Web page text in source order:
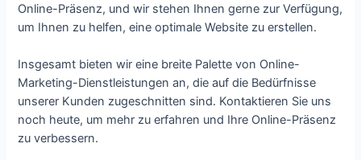
Online-Präsenz, und wir stehen Ihnen gerne zur Verfügung,
um Ihnen zu helfen, eine optimale Website zu erstellen.
Insgesamt bieten wir eine breite Palette von Online-
Marketing-Dienstleistungen an, die auf die Bedürfnisse
unserer Kunden zugeschnitten sind. Kontaktieren Sie uns
noch heute, um mehr zu erfahren und Ihre Online-Präsenz
zu verbessern.